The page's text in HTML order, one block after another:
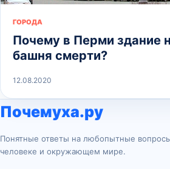
ГОРОДА
Почему в Перми здание
башня смерти?
12.08.2020
Почемуха.ру
Понятные ответы на любопытные
человеке и окружающем мире.